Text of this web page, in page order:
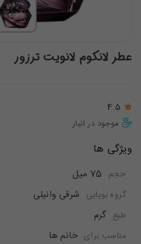
عطر لانکوم لانویت ترزور
4.5
موجود در انبار
ویژگی ها
حجم 75 میل
گروه بویایی شرقی وانیلی
طبع گرم
مناسب برای خانم ها